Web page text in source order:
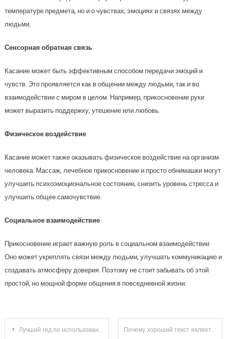
температуре предмета, но и о чувствах, эмоциях и связях между
людьми.
Сенсорная обратная связь
Касание может быть эффективным способом передачи эмоций и
чувств. Это проявляется как в общении между людьми, так и во
взаимодействии с миром в целом. Например, прикосновение руки
может выразить поддержку, утешение или любовь.
Физическое воздействие
Касание может также оказывать физическое воздействие на организм
человека. Массаж, лечебное прикосновение и просто обнимашки могут
улучшить психоэмоциональное состояние, снизить уровень стресса и
улучшить общее самочувствие.
Социальное взаимодействие
Прикосновение играет важную роль в социальном взаимодействии.
Оно может укреплять связи между людьми, улучшать коммуникацию и
создавать атмосферу доверия. Поэтому не стоит забывать об этой
простой, но мощной форме общения в повседневной жизни.
Навигация по записям
Лучший гид по использованию Twitter советы и рекомендации Почему хороший текст является основой успешного контента